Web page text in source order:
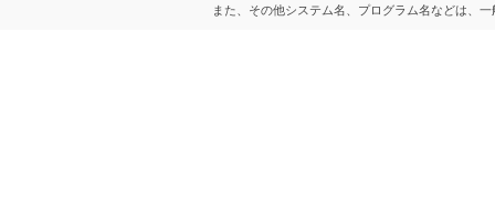
また、その他システム名、プログラム名などは、